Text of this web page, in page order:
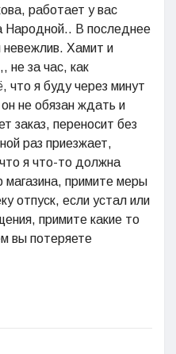
работает у вас
Народной.. В последнее
невежлив. Хамит и
не за час, как
я буду через минут
не обязан ждать и
заказ, переносит без
раз приезжает,
я что-то должна
примите меры
отпуск, если устал или
примите какие то
вы потеряете